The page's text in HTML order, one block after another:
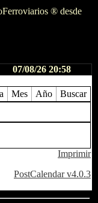
® desde
07/08/26 20:58
Mes Año Buscar
Imprimir
PostCalendar v4.0.3